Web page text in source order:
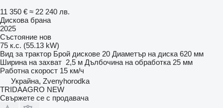
11 350 € ≈ 22 240 лв.
Дискова брана
2025
Състояние нов
75 к.с. (55.13 kW)
Вид за трактор Брой дискове 20 Диаметър на диска 620 мм
Ширина на захват 2,5 м Дълбочина на обработка 25 мм
Работна скорост 15 км/ч
Украйна, Zvenyhorodka
TRIDAAGRO NEW
Свържете се с продавача